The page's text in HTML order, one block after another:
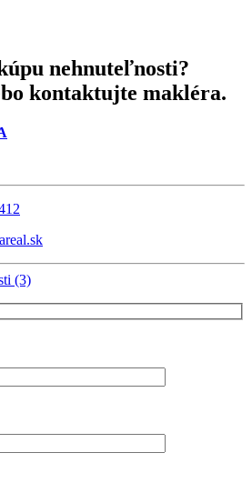
nehnuteľnosti?
kontaktujte makléra.
(3)